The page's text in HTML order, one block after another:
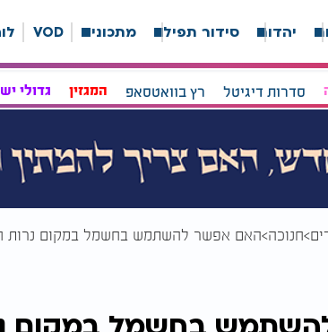
יהדות סידור תפילה מתכונים VOD
סדרות דיגיטל רץ בוואטסאפ המגזין גדולי
חנוכה האם אפשר להשתמש בחשמל במקום נרות